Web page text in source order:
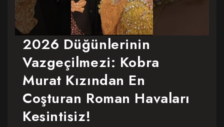
2026 Düğünlerinin
Vazgeçilmezi: Kobra
Murat Kızından En
Coşturan Roman Havaları
Kesintisiz!